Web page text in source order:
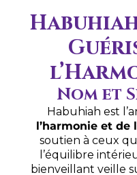
Nom et
Habuhiah est
l’harmonie et de
soutien à ceux
l’équilibre
bienveillant veille